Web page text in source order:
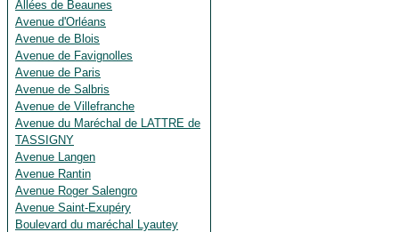
Allées de Beaunes
Avenue d'Orléans
Avenue de Blois
Avenue de Favignolles
Avenue de Paris
Avenue de Salbris
Avenue de Villefranche
Avenue du Maréchal de LATTRE de
TASSIGNY
Avenue Langen
Avenue Rantin
Avenue Roger Salengro
Avenue Saint-Exupéry
Boulevard du maréchal Lyautey